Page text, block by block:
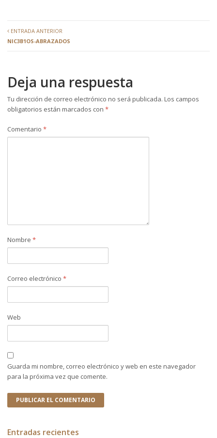
ENTRADA ANTERIOR
NIC3B1OS-ABRAZADOS
Deja una respuesta
Tu dirección de correo electrónico no será publicada. Los campos
obligatorios están marcados con *
Comentario *
Nombre *
Correo electrónico *
Web
Guarda mi nombre, correo electrónico y web en este navegador
para la próxima vez que comente.
Entradas recientes